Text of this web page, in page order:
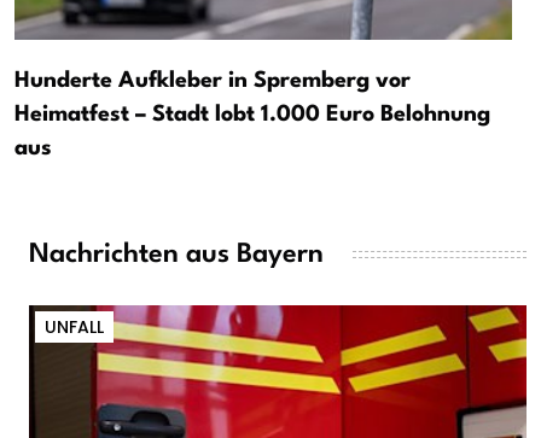
Hunderte Aufkleber in Spremberg vor
Heimatfest – Stadt lobt 1.000 Euro Belohnung
aus
Nachrichten aus Bayern
UNFALL